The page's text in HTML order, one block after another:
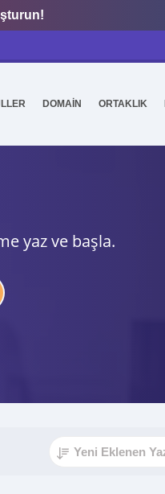
DOMAİN ORTAKLIK
yaz ve başla.